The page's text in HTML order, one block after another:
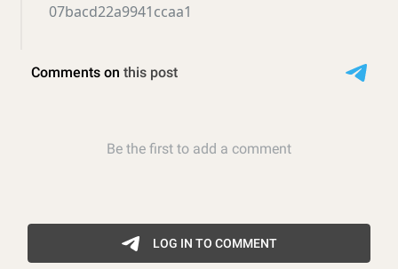
07bacd22a9941ccaa1